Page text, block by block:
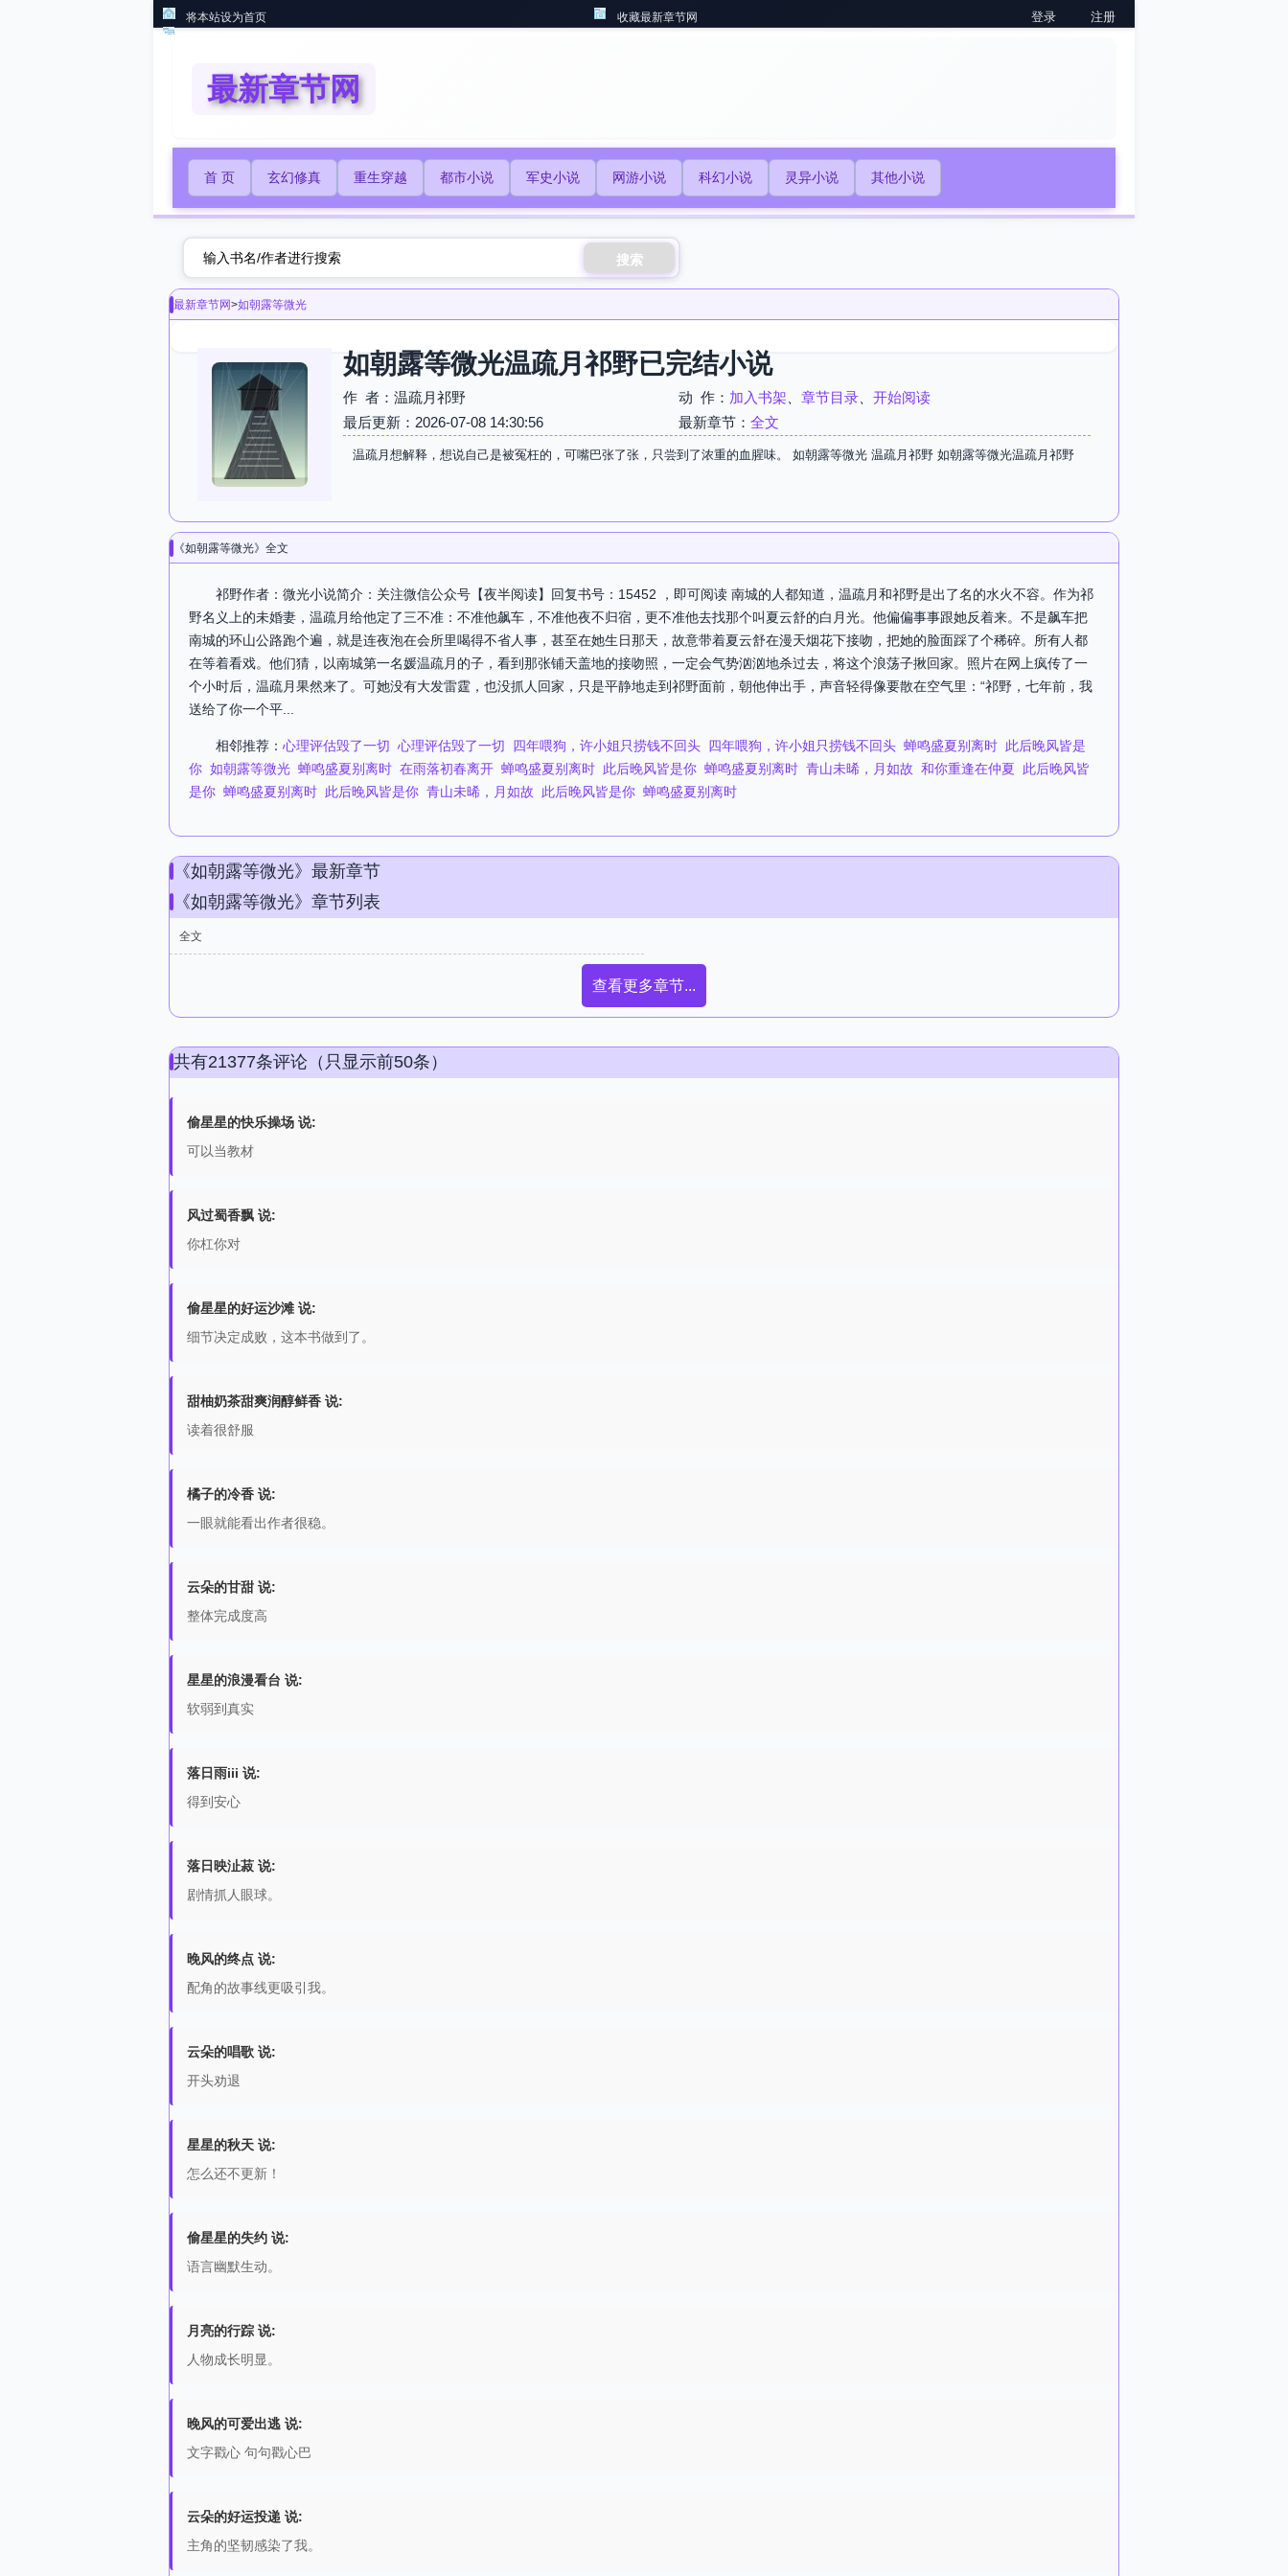
将本站设为首页 收藏最新章节网 登录 注册
最新章节网
首 页 玄幻修真 重生穿越 都市小说 军史小说 网游小说 科幻小说 灵异小说 其他小说
搜索
最新章节网>如朝露等微光
如朝露等微光温疏月祁野已完结小说
作 者：温疏月祁野 动 作： 加入书架 章节目录
开始阅读
最后更新：2026-07-08 14:30:56
最新章节： 全文
温疏月想解释，想说自己是被冤枉的，可嘴巴张了张，只尝到了浓重的血腥味。 如朝露等微光 温疏月祁野 如朝露等微光温疏月祁野
《如朝露等微光》全文
祁野作者：微光小说简介：关注微信公众号【夜半阅读】回复书号：15452 ，即可阅读 南城的人都知道，温疏月和祁野是出了名的水火不容。作为祁
野名义上的未婚妻，温疏月给他定了三不准：不准他飙车，不准他夜不归宿，更不准他去找那个叫夏云舒的白月光。他偏偏事事跟她反着来。不是飙车把
南城的环山公路跑个遍，就是连夜泡在会所里喝得不省人事，甚至在她生日那天，故意带着夏云舒在漫天烟花下接吻，把她的脸面踩了个稀碎。所有人都
在等着看戏。他们猜，以南城第一名媛温疏月的子，看到那张铺天盖地的接吻照，一定会气势汹汹地杀过去，将这个浪荡子揪回家。照片在网上疯传了一
个小时后，温疏月果然来了。可她没有大发雷霆，也没抓人回家，只是平静地走到祁野面前，朝他伸出手，声音轻得像要散在空气里：“祁野，七年前，我
送给了你一个平...
相邻推荐： 心理评估毁了一切 心理评估毁了一切 四年喂狗，许小姐只捞钱不回头 四年喂狗，许小姐只捞钱不回头 蝉鸣盛夏别离时 此后晚风皆是
你 如朝露等微光 蝉鸣盛夏别离时 在雨落初春离开 蝉鸣盛夏别离时 此后晚风皆是你 蝉鸣盛夏别离时 青山未晞，月如故 和你重逢在仲夏
此后晚风皆
是你 蝉鸣盛夏别离时 此后晚风皆是你 青山未晞，月如故 此后晚风皆是你 蝉鸣盛夏别离时
《如朝露等微光》最新章节
《如朝露等微光》章节列表
全文
查看更多章节...
共有21377条评论（只显示前50条）
偷星星的快乐操场 说:
可以当教材
风过蜀香飘 说:
你杠你对
偷星星的好运沙滩 说:
细节决定成败，这本书做到了。
甜柚奶茶甜爽润醇鲜香 说:
读着很舒服
橘子的冷香 说:
一眼就能看出作者很稳。
云朵的甘甜 说:
整体完成度高
星星的浪漫看台 说:
软弱到真实
落日雨iii 说:
得到安心
落日映沚菽 说:
剧情抓人眼球。
晚风的终点 说:
配角的故事线更吸引我。
云朵的唱歌 说:
开头劝退
星星的秋天 说:
怎么还不更新！
偷星星的失约 说:
语言幽默生动。
月亮的行踪 说:
人物成长明显。
晚风的可爱出逃 说:
文字戳心 句句戳心巴
云朵的好运投递 说:
主角的坚韧感染了我。